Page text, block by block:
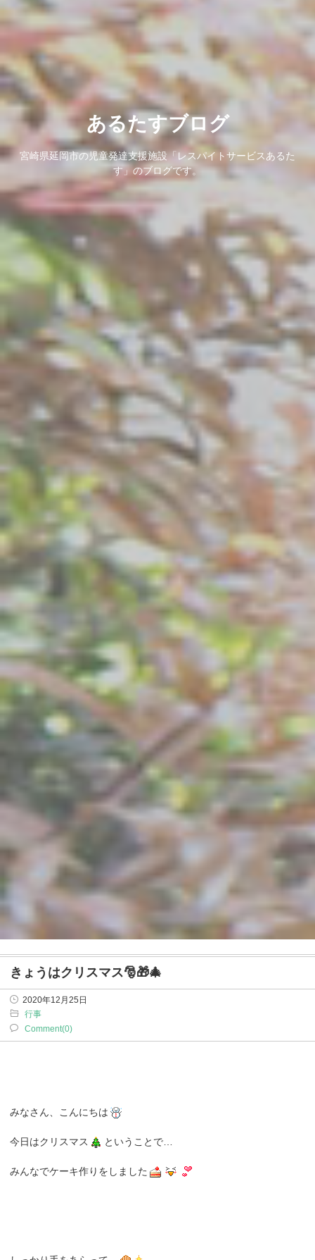
あるたすブログ
宮崎県延岡市の児童発達支援施設「レスパイトサービスあるた
す」のブログです。
きょうはクリスマス🎅🎁🎄
2020年12月25日
行事
Comment(0)
みなさん、こんにちは
今日はクリスマス ということで…
みんなでケーキ作りをしました